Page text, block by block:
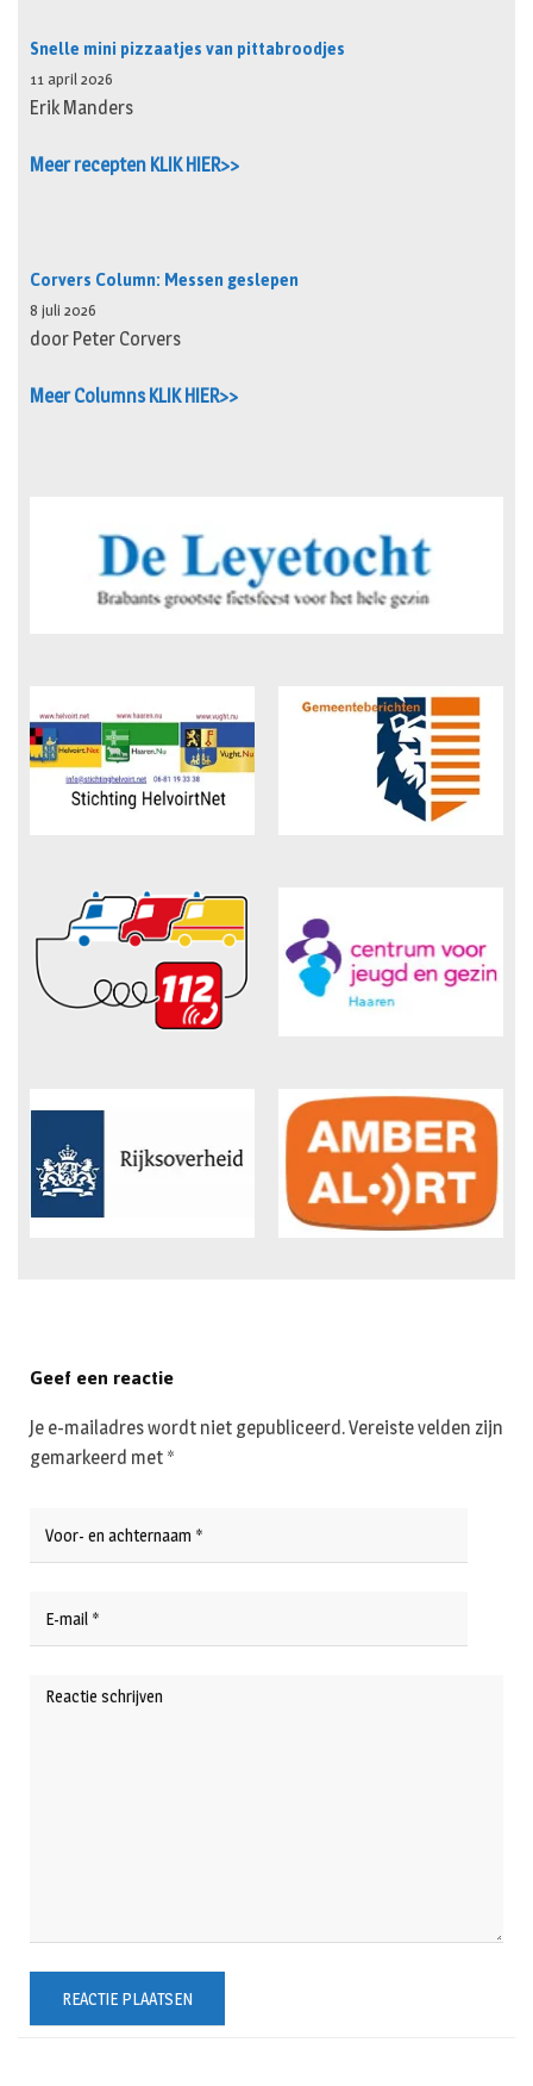
Snelle mini pizzaatjes van pittabroodjes
11 april 2026
Erik Manders
Meer recepten KLIK HIER>>
Corvers Column: Messen geslepen
8 juli 2026
door Peter Corvers
Meer Columns KLIK HIER>>
Geef een reactie
Je e-mailadres wordt niet gepubliceerd.Vereiste velden zijn
gemarkeerd met *